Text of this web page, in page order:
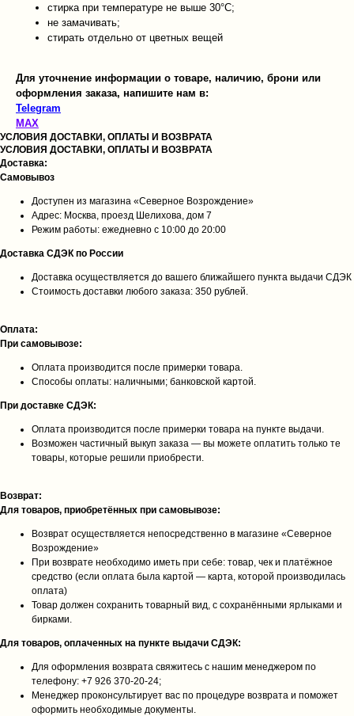
стирка при температуре не выше 30°C;
не замачивать;
стирать отдельно от цветных вещей
Для уточнение информации о товаре, наличию, брони или
оформления заказа, напишите нам в:
Telegram
MAX
УСЛОВИЯ ДОСТАВКИ, ОПЛАТЫ И ВОЗВРАТА
УСЛОВИЯ ДОСТАВКИ, ОПЛАТЫ И ВОЗВРАТА
Доставка:
Самовывоз
Доступен из магазина «Северное Возрождение»
Адрес: Москва, проезд Шелихова, дом 7
Режим работы: ежедневно с 10:00 до 20:00
Доставка СДЭК по России
Доставка осуществляется до вашего ближайшего пункта выдачи СДЭК
Стоимость доставки любого заказа: 350 рублей.
Оплата:
При самовывозе:
Оплата производится после примерки товара.
Способы оплаты: наличными; банковской картой.
При доставке СДЭК:
Оплата производится после примерки товара на пункте выдачи.
Возможен частичный выкуп заказа — вы можете оплатить только те
товары, которые решили приобрести.
Возврат:
Для товаров, приобретённых при самовывозе:
Возврат осуществляется непосредственно в магазине «Северное
Возрождение»
При возврате необходимо иметь при себе: товар, чек и платёжное
средство (если оплата была картой — карта, которой производилась
оплата)
Товар должен сохранить товарный вид, с сохранёнными ярлыками и
бирками.
Для товаров, оплаченных на пункте выдачи СДЭК:
Для оформления возврата свяжитесь с нашим менеджером по
телефону: +7 926 370‑20‑24;
Менеджер проконсультирует вас по процедуре возврата и поможет
оформить необходимые документы.